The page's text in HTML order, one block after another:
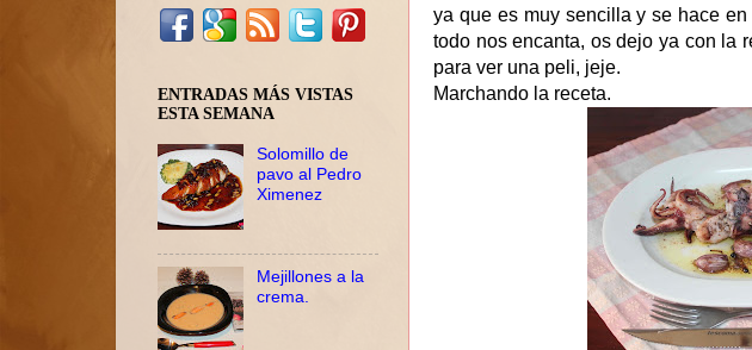
ya que es muy sencilla y se hace
todo nos encanta, os dejo ya con la
para ver una peli, jeje.
Marchando la receta.
ENTRADAS MÁS VISTAS
ESTA SEMANA
Solomillo de
pavo al Pedro
Ximenez
Mejillones a la
crema.